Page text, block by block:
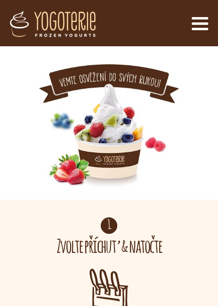
Yogoterie – Frozen Yogurt
1.
Zvolte příchuť&natočte